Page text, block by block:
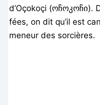
d’Oçokoçi (ოჩოკოჩი).
fées, on dit qu’il est
meneur des sorcières.